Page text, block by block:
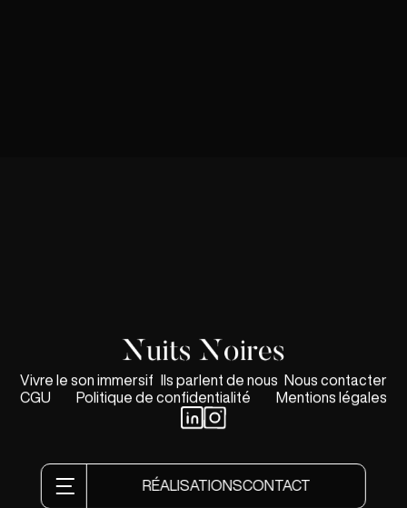
RÉALISATIONSCONTACT
Vivre le son immersif Ils parlent de nous Nous contacter
CGU
Politique de confidentialité Mentions légales